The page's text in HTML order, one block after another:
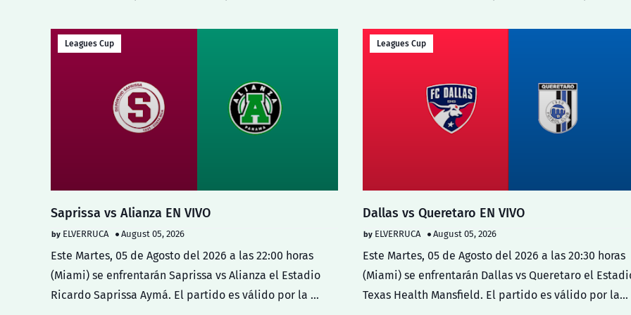
Leagues Cup
Saprissa vs Alianza EN VIVO
ELVERRUCA August 05, 2026
Este Martes, 05 de Agosto del 2026 a las 22:00 horas
(Miami) se enfrentarán Saprissa vs Alianza el Estadio
Ricardo Saprissa Aymá. El partido es válido por la …
Leagues Cup
Dallas vs Queretaro EN VIVO
ELVERRUCA August 05, 2026
Este Martes, 05 de Agosto del 2026 a las 20:30 horas
(Miami) se enfrentarán Dallas vs Queretaro el
Texas Health Mansfield. El partido es válido por la…